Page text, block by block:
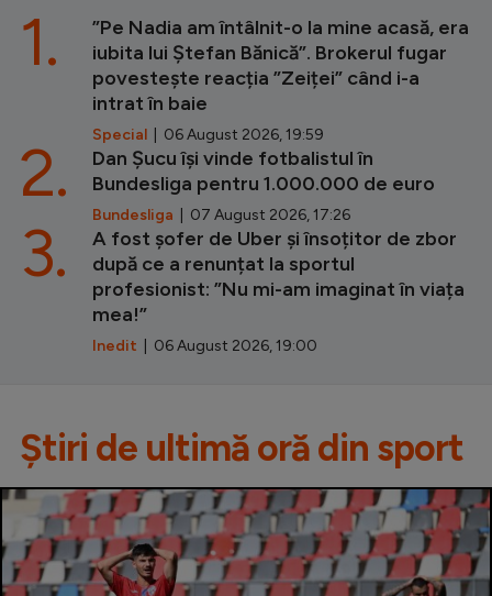
”Pe Nadia am întâlnit-o la mine acasă, era
iubita lui Ștefan Bănică”. Brokerul fugar
povestește reacția ”Zeiței” când i-a
intrat în baie
Special | 06 August 2026, 19:59
1.
Dan Șucu își vinde fotbalistul în
Bundesliga pentru 1.000.000 de euro
Bundesliga | 07 August 2026, 17:26
2.
A fost șofer de Uber și însoțitor de zbor
după ce a renunțat la sportul
profesionist: ”Nu mi-am imaginat în viața
mea!”
Inedit | 06 August 2026, 19:00
3.
Știri de ultimă oră din sport